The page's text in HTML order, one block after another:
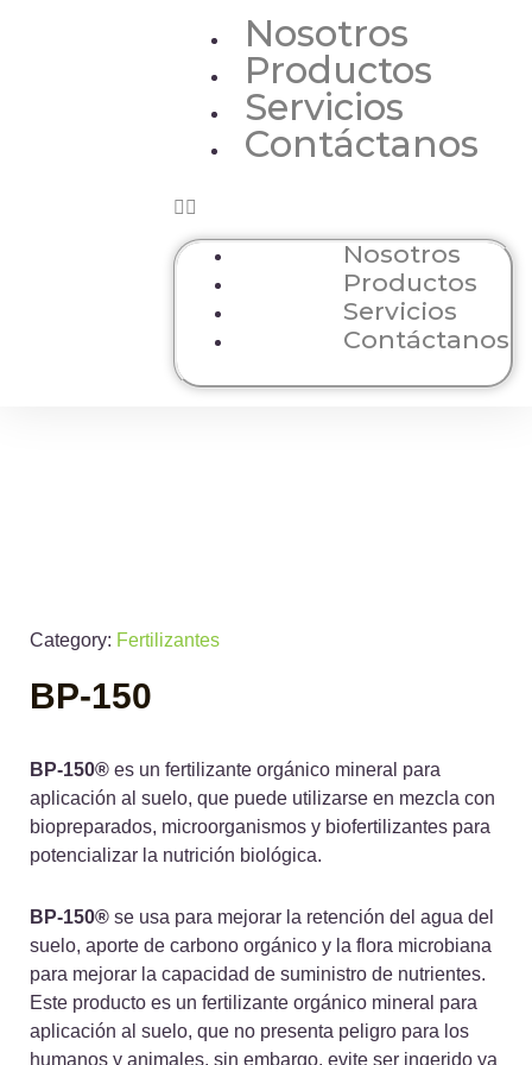
Nosotros
Productos
Servicios
Contáctanos
Nosotros
Productos
Servicios
Contáctanos
Category: Fertilizantes
BP-150
BP-150® es un fertilizante orgánico mineral para
aplicación al suelo, que puede utilizarse en mezcla con
biopreparados, microorganismos y biofertilizantes para
potencializar la nutrición biológica.
BP-150® se usa para mejorar la retención del agua del
suelo, aporte de carbono orgánico y la flora microbiana
para mejorar la capacidad de suministro de nutrientes.
Este producto es un fertilizante orgánico mineral para
aplicación al suelo, que no presenta peligro para los
humanos y animales, sin embargo, evite ser ingerido ya